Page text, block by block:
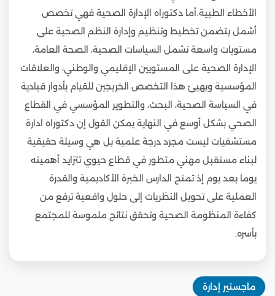
الأخطاء الطبية.أما دكتوراه الإدارة الصحية فهي تخصص
أشمل يتضمن تخطيط وتنظيم وإدارة النظم الصحية على
مستويات واسعة تشمل السياسات الصحية، الصحة العامة،
الإدارة الصحية على المستويين الإقليمي والوطني، والعلاقات
المؤسسية ويهيئ هذا التخصص الخريجين للقيام بأدوار قيادية
في السياسة الصحية، البحث، والتطوير المؤسسي في القطاع
الصحي بشكل أوسع.في النهاية يمكن القول إن دكتوراه ادارة
مستشفيات ليست مجرد درجة علمية بل هي وسيلة حقيقية
لبناء مستقبل مهني متطور في قطاع حيوي تتزايد أهميته
يوما بعد يوم إذ تمنح الدارس الخبرة الأكاديمية والقدرة
العملية على تحويل النظريات إلى حلول واقعية ترفع من
كفاءة المنظومة الصحية وتحقق نتائج ملموسة للمجتمع
بأسره.
ماجستير إدارة